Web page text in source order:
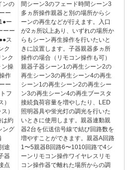
ンの
ー
ー
ーー
ス
ク
ク
ン操
作
ー
フ
）
は約
ング
備
途
器
点
間シーン3のフェード時間シーン3
多ヵ所操作親器と別の場所からシ
ーンの再生などが行えます。入口
が2ヵ所以上あり、いずれの場所か
らもシーン再生操作を行いたいと
きに設置します。子器親器多ヵ所
操作の場合（リモコン操作も可）
親器子器シーン1の再生シーン2の
再生シーン3の再生シーン4の再生
シーン1の再生シーン2の再生シー
ン3の再生シーン4の再生ブースタ
接続負荷容量を増やしたり、LED
照明器具や蛍光灯の調光を行いた
いときに使用します。親器連動親
器2台を伝送信号線で結び回路数を
増やすことができます。親器A回路
1〜5親器B回路6〜1010回路で4シ
ーンリモコン操作ワイヤレスリモ
コン操作器で離れた場所からの調